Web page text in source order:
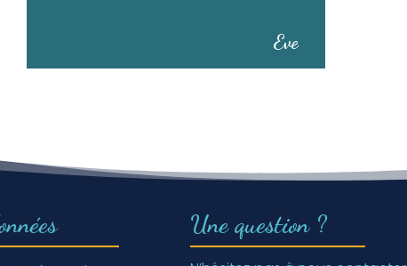
Eve
Une question ?